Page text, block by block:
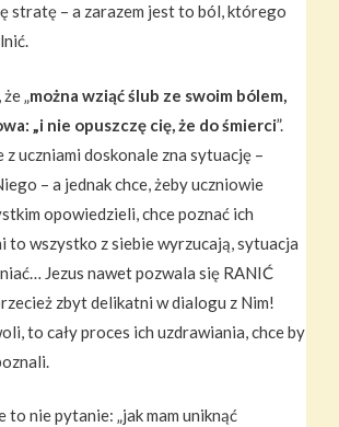
stratę – a zarazem jest to ból, którego
„można wziąć ślub ze swoim bólem,
„i nie opuszczę cię, że do śmierci”.
z uczniami doskonale zna sytuację –
– a jednak chce, żeby uczniowie
opowiedzieli, chce poznać ich
to wszystko z siebie wyrzucają, sytuacja
Jezus nawet pozwala się RANIĆ
zbyt delikatni w dialogu z Nim!
to cały proces ich uzdrawiania, chce by
to nie pytanie: „jak mam uniknąć